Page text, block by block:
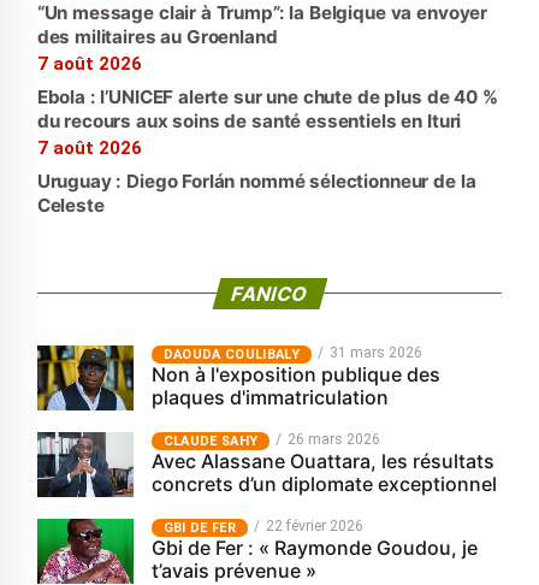
“Un message clair à Trump”: la Belgique va envoyer
des militaires au Groenland
7 août 2026
Ebola : l’UNICEF alerte sur une chute de plus de 40 %
du recours aux soins de santé essentiels en Ituri
7 août 2026
Uruguay : Diego Forlán nommé sélectionneur de la
Celeste
FANICO
‎DAOUDA COULIBALY 31 mars 2026
Non à l'exposition publique des
plaques d'immatriculation
CLAUDE SAHY 26 mars 2026
Avec Alassane Ouattara, les résultats
concrets d’un diplomate exceptionnel
GBI DE FER 22 février 2026
Gbi de Fer : « Raymonde Goudou, je
t’avais prévenue »